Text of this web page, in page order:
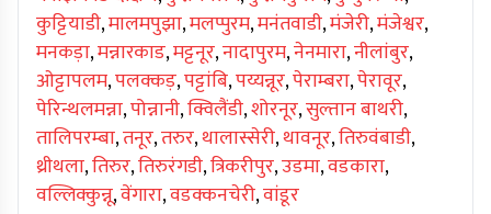
कुट्टियाडी,मालमपुझा,मलप्पुरम,मनंतवाडी,मंजेरी,मंजेश्वर,
मनकड़ा,मन्नारकाड,मट्टनूर,नादापुरम,नेनमारा,नीलांबुर,
ओट्टापलम,पलक्कड़,पट्टांबि,पय्यन्नूर,पेराम्बरा,पेरावूर,
पेरिन्थलमन्ना,पोन्नानी,क्विलैंडी,शोरनूर,सुल्तान बाथरी,
तालिपरम्बा,तनूर,तरुर,थालास्सेरी,थावनूर,तिरुवंबाडी,
थ्रीथला,तिरुर,तिरुरंगडी,त्रिकरीपुर,उडमा,वडकारा,
वल्लिक्कुन्नू,वेंगारा,वडक्कनचेरी,वांडूर